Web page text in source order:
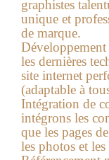
graphistes
unique et
de marque.
les dernières
site internet
(adaptable à
Intégration de
intégrons les
que les pages
les photos et